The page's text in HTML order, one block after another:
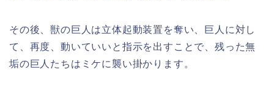
その後、獣の巨人は立体起動装置を奪い、巨人に対し
て、再度、動いていいと指示を出すことで、残った無
垢の巨人たちはミケに襲い掛かります。